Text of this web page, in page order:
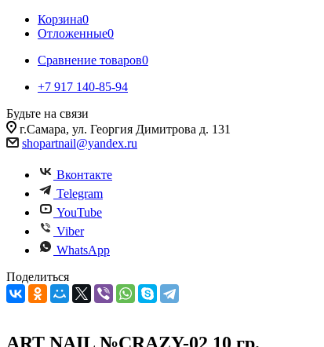
Корзина0
Отложенные0
Сравнение товаров0
+7 917 140-85-94
Будьте на связи
г.Самара, ул. Георгия Димитрова д. 131
shopartnail@yandex.ru
Вконтакте
Telegram
YouTube
Viber
WhatsApp
Поделиться